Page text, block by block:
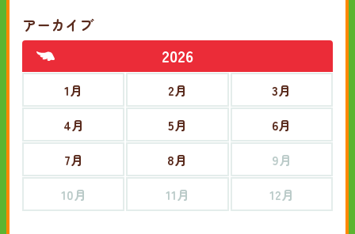
アーカイブ
2026
1月 2月
3月
4月
5月
6月
7月
8月
9月
10月
11月 12月